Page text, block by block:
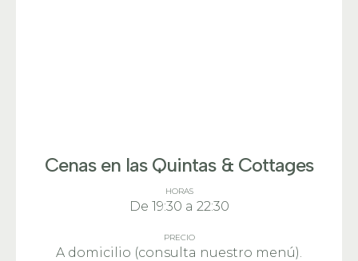
Cenas en las Quintas & Cottages
HORAS
De 19:30 a 22:30
PRECIO
A domicilio (consulta nuestro menú).